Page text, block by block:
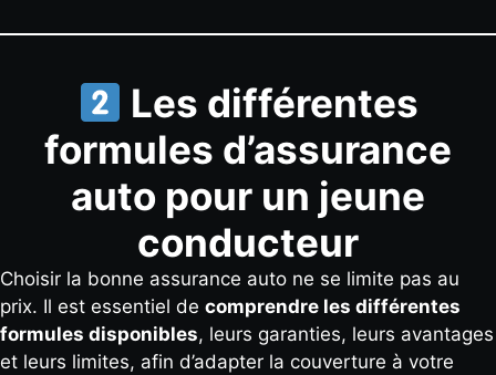
Les différentes
formules d’assurance
auto pour un jeune
conducteur
Choisir la bonne assurance auto ne se limite pas au
prix. Il est essentiel de comprendre les différentes
formules disponibles, leurs garanties, leurs avantages
et leurs limites, afin d’adapter la couverture à votre